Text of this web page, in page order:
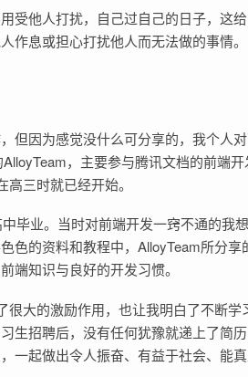
受他人打扰，自己过自己的日子，这
作息或担心打扰他人而无法做的事情。
但因为感觉没什么可分享的，我个人
，主要参与腾讯文档的前端开
三时就已经开始。
毕业。当时对前端开发一窍不通的我
色的资料和教程中，AlloyTeam所分享
端知识与良好的开发习惯。
大的激励作用，也让我明白了不断
生招聘后，没有任何犹豫就递上了简
一起做出令人振奋、有益于社会、能